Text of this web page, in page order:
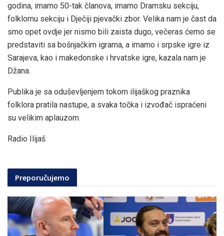
godina, imamo 50-tak članova, imamo Dramsku sekciju,
folklornu sekciju i Dječiji pjevački zbor. Velika nam je čast da
smo opet ovdje jer nismo bili zaista dugo, večeras ćemo se
predstaviti sa bošnjačkim igrama, a imamo i srpske igre iz
Sarajeva, kao i makedonske i hrvatske igre, kazala nam je
Džana.
Publika je sa oduševljenjem tokom ilijaškog praznika
folklora pratila nastupe, a svaka točka i izvođač ispraćeni
su velikim aplauzom.
Radio Ilijaš
Preporučujemo